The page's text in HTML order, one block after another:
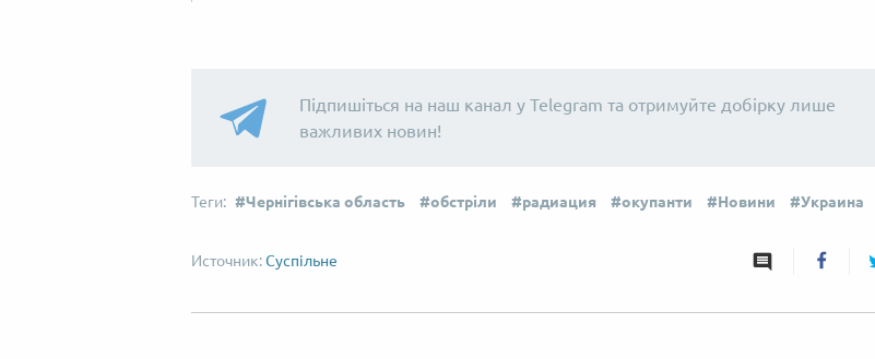
Підпишіться на наш канал у Telegram та отримуйте добірку лише
важливих новин!
Чернігівська область обстріли радиация окупанти Новини Украина
Суспільне